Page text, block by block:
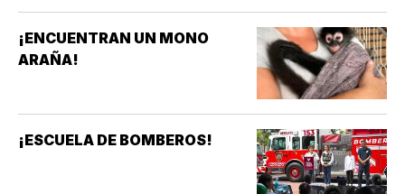
¡ENCUENTRAN UN MONO
ARAÑA!
¡ESCUELA DE BOMBEROS!